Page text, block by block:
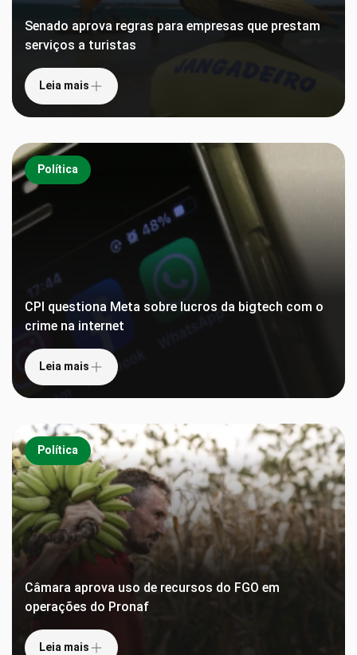
Senado aprova regras para empresas que prestam
serviços a turistas
Leia mais
Política
CPI questiona Meta sobre lucros da bigtech com o
crime na internet
Leia mais
Política
Câmara aprova uso de recursos do FGO em
operações do Pronaf
Leia mais